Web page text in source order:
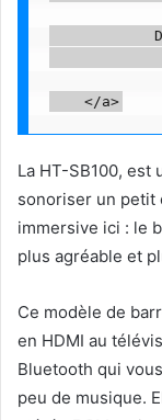
    </a>
La HT-SB100,
sonoriser un petit
immersive ici : le
plus agréable et
Ce modèle de
en HDMI au
Bluetooth qui
peu de musique.